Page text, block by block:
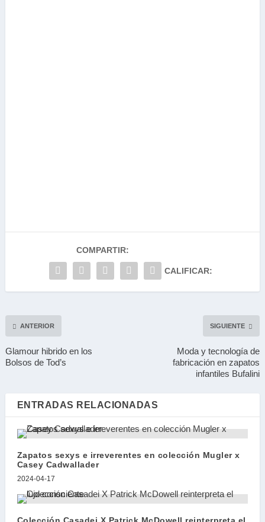
COMPARTIR:
CALIFICAR:
ANTERIOR
Glamour hibrido en los
Bolsos de Tod’s
SIGUIENTE
Moda y tecnología de
fabricación en zapatos
infantiles Bufalini
ENTRADAS RELACIONADAS
Zapatos sexys e irreverentes en colección Mugler x
Casey Cadwallader
2024-04-17